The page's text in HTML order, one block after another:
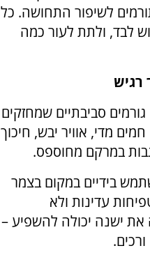
לשיפור התחושה. כל
לבד, ולתת לעור כמה
רגיש
סביבתיים שמחזקים
מדי, אוויר יבש, חיכוך
במרקם מחוספס.
בידיים במקום בצמר
עדינות ולא
ישנה יכולה להשפיע –